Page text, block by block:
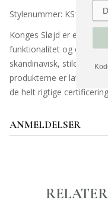
Stylenummer: KS103966
Konges Sløjd er et
funktionalitet og
skandinavisk, stilet
produkterne er lavet på
de helt rigtige
ANMELDELSER